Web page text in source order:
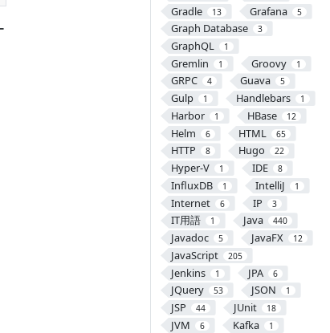
Gradle 13 Grafana 5
Graph Database 3
GraphQL 1
Gremlin 1 Groovy 1
GRPC 4 Guava 5
Gulp 1 Handlebars 1
Harbor 1 HBase 12
Helm 6 HTML 65
HTTP 8 Hugo 22
Hyper-V 1 IDE 8
InfluxDB 1 IntelliJ 1
Internet 6 IP 3
IT用語 1 Java 440
Javadoc 5 JavaFX 12
JavaScript 205
Jenkins 1 JPA 6
JQuery 53 JSON 1
JSP 44 JUnit 18
JVM 6 Kafka 1